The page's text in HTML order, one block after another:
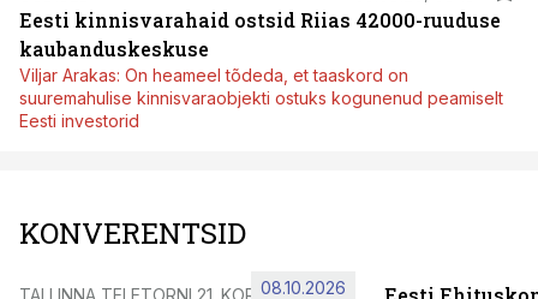
Eesti kinnisvarahaid ostsid Riias 42000-ruuduse
kaubanduskeskuse
Viljar Arakas: On heameel tõdeda, et taaskord on
suuremahulise kinnisvaraobjekti ostuks kogunenud peamiselt
Eesti investorid
KONVERENTSID
TALLINNA TELETORNI 21. KORRUSEL
08.10.2026